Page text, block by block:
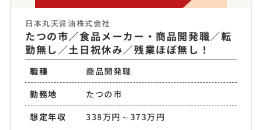
日本丸天醤油株式会社
たつの市／食品メーカー・商品開発職／転
勤無し／土日祝休み／残業ほぼ無し！
職種
商品開発職
勤務地
たつの市
想定年収
338万円～373万円